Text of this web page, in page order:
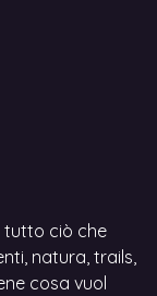
tutto ciò che
natura, trails,
cosa vuol